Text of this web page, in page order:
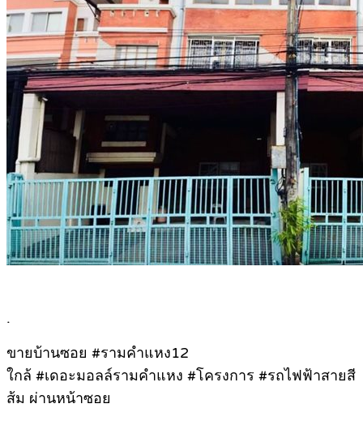
.
ขายบ้านซอย #รามคำแหง12
ใกล้ #เดอะมอลล์รามคำแหง #โครงการ #รถไฟฟ้าสายสี
ส้ม ผ่านหน้าซอย